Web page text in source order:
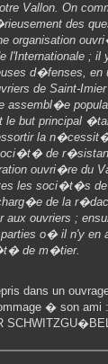
Vallon. On
des
organisation
; il
d�fenses, en
de Saint-
assembl�e
le but principal
la
de
ouvri�re du
les soci�t�s
de la
ouvriers ;
o� il n'y en
de m�tier.
dans un
� son ami